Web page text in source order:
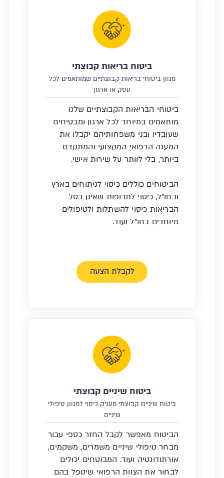
ביטוח בריאות קבוצתי
מגוון ביטוחי בריאות קבוצתיים שמותאמים לכל
עסק או ארגון
ביטוחי הבריאות הקבוצתיים שלנו
מותאמים במיוחד לכל ארגון ומבטיחים
שעובדיו ובני משפחותיהם יקבלו את
המענה הרפואי המקצועי והמתקדם
ביותר, בלי לוותר על שירות אישי.
הביטוחים כוללים כיסוי לניתוחים בארץ
ובחו"ל, כיסוי לתרופות שאינן בסל
הבריאות כיסוי להשתלות ולטיפולים
מיוחדים בחו"ל ועוד.
לקבלת הצעה
ביטוח שיניים קבוצתי
ביטוח שיניים קבוצתי מעניק כיסוי למגוון טיפולי
שיניים
הביטוח מאפשר לקבל החזר כספי עבור
מבחר טיפולי שיניים משמרים, משקמים,
אורתודונטיה ועוד. המבוטחים יכולים
לבחור את הצוות הרפואי שיטפל בהם